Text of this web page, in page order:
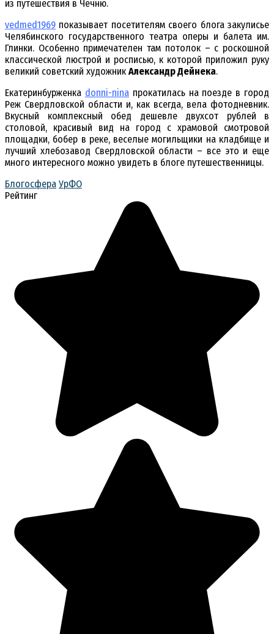
из путешествия в Чечню.
vedmed1969 показывает посетителям своего блога закулисье
Челябинского государственного театра оперы и балета им.
Глинки. Особенно примечателен там потолок – с роскошной
классической люстрой и росписью, к которой приложил руку
великий советский художник Александр Дейнека.
Екатеринбурженка donni-ninaпрокатилась на поезде в город
Реж Свердловской области и, как всегда, вела фотодневник.
Вкусный комплексный обед дешевле двухсот рублей в
столовой, красивый вид на город с храмовой смотровой
площадки, бобер в реке, веселые могильщики на кладбище и
лучший хлебозавод Свердловской области – все это и еще
много интересного можно увидеть в блоге путешественницы.
Блогосфера УрФО
Рейтинг